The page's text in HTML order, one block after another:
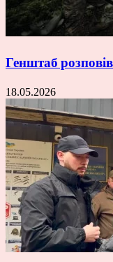
Генштаб
18.05.2026